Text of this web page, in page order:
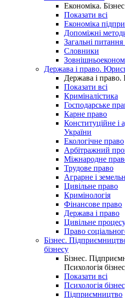
Економіка. Бізнес
Показати всі
Економіка
Допоміжні
Загальні
Словники
Держава і право.
Держава і
Показати всі
Криміналістика
Господарське
Карне право
Конституційне і
України
Екологічне право
Арбітражний
Міжнародне
Трудове право
Аграрне і
Цивільне право
Кримінологія
Фінансове право
Держава і право
Цивільне
Право
Бізнес.
бізнесу
Бізнес.
Психологія
Показати всі
Психологія
Підприємництво